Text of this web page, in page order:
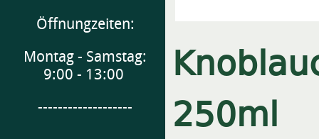
Öffnungzeiten:
Montag - Samstag:
9:00 - 13:00
-------------------
250ml